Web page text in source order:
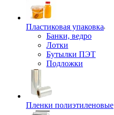
Пластиковая упаковка
Банки, ведро
Лотки
Бутылки ПЭТ
Подложки
Пленки полиэтиленовые